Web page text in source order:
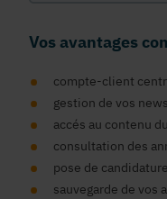
Vos avantages
compte-client
gestion de vos
accés au contenu
consultation des
pose de
sauvegarde de vos